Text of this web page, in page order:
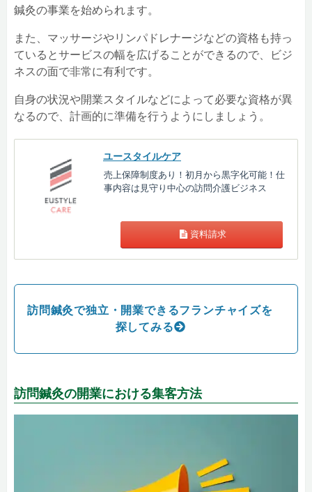
鍼灸の事業を始められます。
また、マッサージやリンパドレナージなどの資格も持っ
ているとサービスの幅を広げることができるので、ビジ
ネスの面で非常に有利です。
自身の状況や開業スタイルなどによって必要な資格が異
なるので、計画的に準備を行うようにしましょう。
ユースタイルケア
売上保障制度あり！初月から黒字化可能！仕
事内容は見守り中心の訪問介護ビジネス
資料請求
訪問鍼灸で独立・開業できるフランチャイズを
探してみる
訪問鍼灸の開業における集客方法